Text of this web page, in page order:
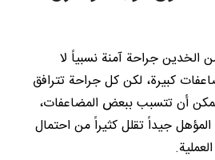
الخدين جراحة آمنة نسبياً لا
كبيرة، لكن كل جراحة تترافق
أن تتسبب ببعض المضاعفات،
جيداً تقلل كثيراً من احتمال